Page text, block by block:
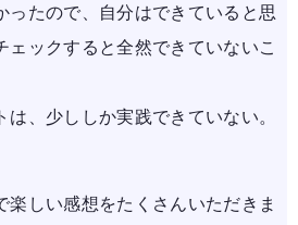
ったので、自分はできていると思
ェックすると全然できていないこ
は、少ししか実践できていない。
楽しい感想をたくさんいただきま